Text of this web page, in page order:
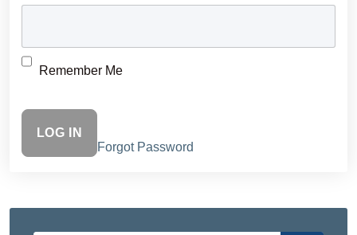
Remember Me
Forgot Password